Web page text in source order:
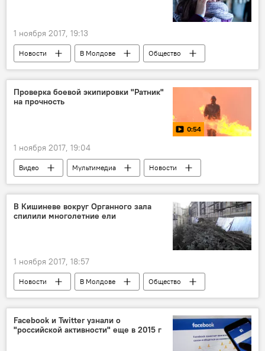
1 ноября 2017, 19:13
Новости В Молдове
Общество
Республика Молдова
предупреждение
телефонное мошенничество
Проверка боевой экипировки "Ратник"
на прочность
0:54
1 ноября 2017, 19:04
Видео Мультимедиа
Новости
форма
испытания
В Кишиневе вокруг Органного зала
спилили многолетние ели
1 ноября 2017, 18:57
Новости В Молдове
Общество
Происшествия
Кишинев
Органный зал
ремонт
деревья
ели
Facebook и Twitter узнали о
"российской активности" еще в 2015 г